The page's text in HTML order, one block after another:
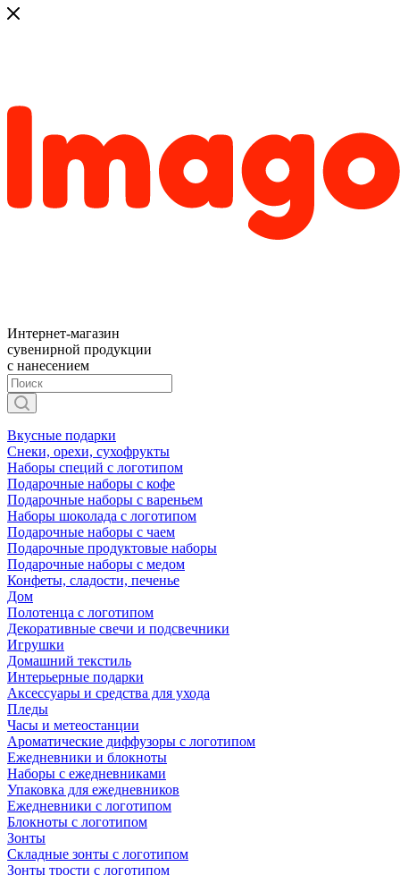
Интернет-магазин
сувенирной продукции
с нанесением
Вкусные подарки
Снеки, орехи, сухофрукты
Наборы специй с логотипом
Подарочные наборы с кофе
Подарочные наборы с вареньем
Наборы шоколада с логотипом
Подарочные наборы с чаем
Подарочные продуктовые наборы
Подарочные наборы с медом
Конфеты, сладости, печенье
Дом
Полотенца с логотипом
Декоративные свечи и подсвечники
Игрушки
Домашний текстиль
Интерьерные подарки
Аксессуары и средства для ухода
Пледы
Часы и метеостанции
Ароматические диффузоры с логотипом
Ежедневники и блокноты
Наборы с ежедневниками
Упаковка для ежедневников
Ежедневники с логотипом
Блокноты с логотипом
Зонты
Складные зонты с логотипом
Зонты трости с логотипом